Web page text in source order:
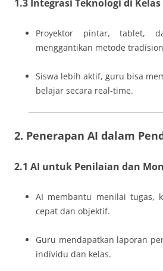
1.3 Integrasi Teknologi di Kelas
Proyektor pintar, tablet,
menggantikan metode
Siswa lebih aktif, guru bisa
belajar secara real-time.
2. Penerapan AI dalam
2.1 AI untuk Penilaian dan
AI membantu menilai tugas,
cepat dan objektif.
Guru mendapatkan laporan
individu dan kelas.